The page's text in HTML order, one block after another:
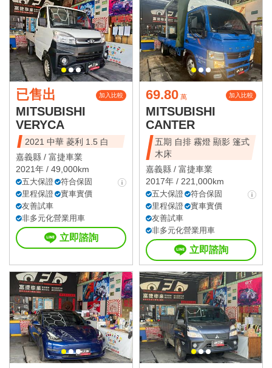
已售出 加入比較
MITSUBISHI
VERYCA
2021 中華 菱利 1.5 白
嘉義縣 / 富捷車業
2021年 / 49,000km
五大保證
符合保固
里程保證
實車實價
友善試車
非多元化營業用車
立即諮詢
69.80 萬 加入比較
MITSUBISHI
CANTER
五期 自排 霧燈 顯影 篷式
木床
嘉義縣 / 富捷車業
2017年 / 221,000km
五大保證
符合保固
里程保證
實車實價
友善試車
非多元化營業用車
立即諮詢